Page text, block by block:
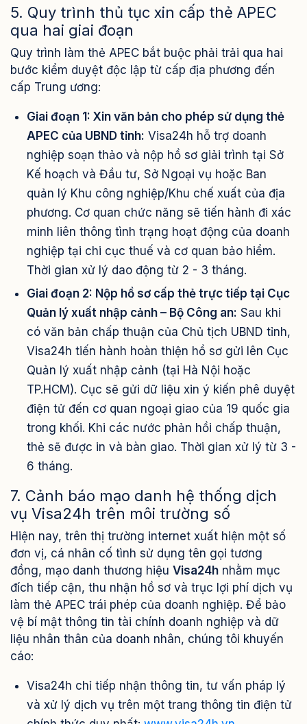
5. Quy trình thủ tục xin cấp thẻ APEC
qua hai giai đoạn
Quy trình làm thẻ APEC bắt buộc phải trải qua hai
bước kiểm duyệt độc lập từ cấp địa phương đến
cấp Trung ương:
Giai đoạn 1: Xin văn bản cho phép sử dụng thẻ
APEC của UBND tỉnh: Visa24h hỗ trợ doanh
nghiệp soạn thảo và nộp hồ sơ giải trình tại Sở
Kế hoạch và Đầu tư, Sở Ngoại vụ hoặc Ban
quản lý Khu công nghiệp/Khu chế xuất của địa
phương. Cơ quan chức năng sẽ tiến hành đi xác
minh liên thông tình trạng hoạt động của doanh
nghiệp tại chi cục thuế và cơ quan bảo hiểm.
Thời gian xử lý dao động từ 2 - 3 tháng.
Giai đoạn 2: Nộp hồ sơ cấp thẻ trực tiếp tại Cục
Quản lý xuất nhập cảnh – Bộ Công an: Sau khi
có văn bản chấp thuận của Chủ tịch UBND tỉnh,
Visa24h tiến hành hoàn thiện hồ sơ gửi lên Cục
Quản lý xuất nhập cảnh (tại Hà Nội hoặc
TP.HCM). Cục sẽ gửi dữ liệu xin ý kiến phê duyệt
điện tử đến cơ quan ngoại giao của 19 quốc gia
trong khối. Khi các nước phản hồi chấp thuận,
thẻ sẽ được in và bàn giao. Thời gian xử lý từ 3 -
6 tháng.
7. Cảnh báo mạo danh hệ thống dịch
vụ Visa24h trên môi trường số
Hiện nay, trên thị trường internet xuất hiện một số
đơn vị, cá nhân cố tình sử dụng tên gọi tương
đồng, mạo danh thương hiệu Visa24h nhằm mục
đích tiếp cận, thu nhận hồ sơ và trục lợi phí dịch vụ
làm thẻ APEC trái phép của doanh nghiệp. Để bảo
vệ bí mật thông tin tài chính doanh nghiệp và dữ
liệu nhân thân của doanh nhân, chúng tôi khuyến
cáo:
Visa24h chỉ tiếp nhận thông tin, tư vấn pháp lý
và xử lý dịch vụ trên một trang thông tin điện tử